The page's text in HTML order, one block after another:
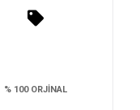
% 100 ORJİNAL